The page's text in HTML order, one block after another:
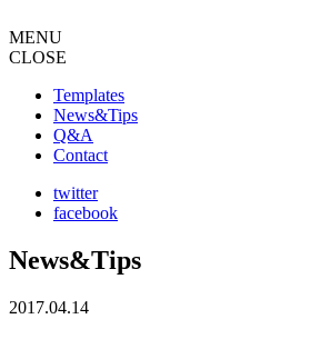
MENU
CLOSE
Templates
News&Tips
Q&A
Contact
twitter
facebook
News&Tips
2017.04.14